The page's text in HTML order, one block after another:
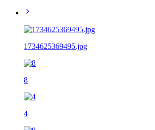
1734625369495.jpg
8
4